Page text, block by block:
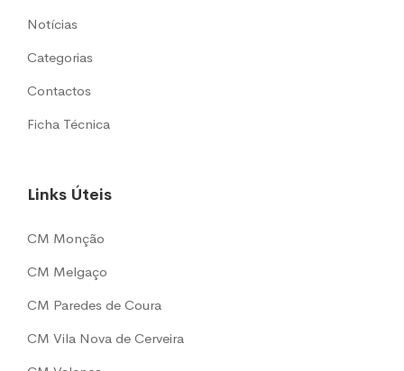
Notícias
Categorias
Contactos
Ficha Técnica
Links Úteis
CM Monção
CM Melgaço
CM Paredes de Coura
CM Vila Nova de Cerveira